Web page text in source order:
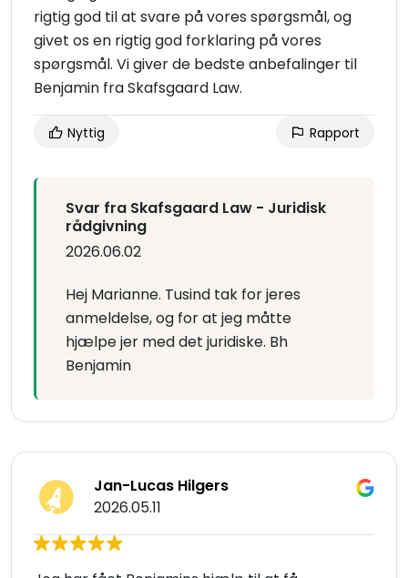
rigtig god til at svare på vores spørgsmål, og
givet os en rigtig god forklaring på vores
spørgsmål. Vi giver de bedste anbefalinger til
Benjamin fra Skafsgaard Law.
Nyttig Rapport
Svar fra Skafsgaard Law - Juridisk
rådgivning
2026.06.02
Hej Marianne. Tusind tak for jeres
anmeldelse, og for at jeg måtte
hjælpe jer med det juridiske. Bh
Benjamin
Jan-Lucas Hilgers
2026.05.11